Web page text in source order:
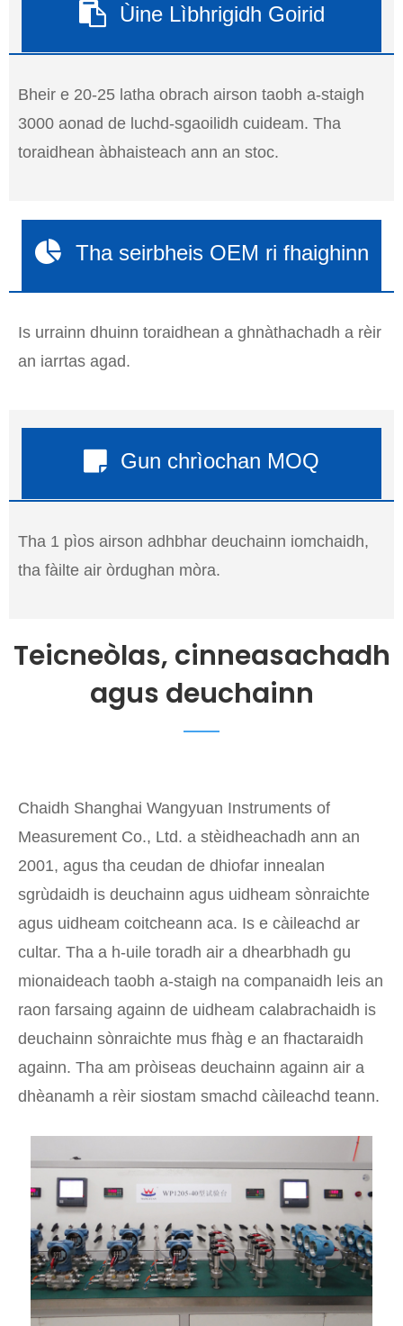
Ùine Lìbhrigidh Goirid
Bheir e 20-25 latha obrach airson taobh a-staigh
3000 aonad de luchd-sgaoilidh cuideam. Tha
toraidhean àbhaisteach ann an stoc.
Tha seirbheis OEM ri fhaighinn
Is urrainn dhuinn toraidhean a ghnàthachadh a rèir
an iarrtas agad.
Gun chrìochan MOQ
Tha 1 pìos airson adhbhar deuchainn iomchaidh,
tha fàilte air òrdughan mòra.
Teicneòlas, cinneasachadh
agus deuchainn
Chaidh Shanghai Wangyuan Instruments of
Measurement Co., Ltd. a stèidheachadh ann an
2001, agus tha ceudan de dhiofar innealan
sgrùdaidh is deuchainn agus uidheam sònraichte
agus uidheam coitcheann aca. Is e càileachd ar
cultar. Tha a h-uile toradh air a dhearbhadh gu
mionaideach taobh a-staigh na companaidh leis an
raon farsaing againn de uidheam calabrachaidh is
deuchainn sònraichte mus fhàg e an fhactaraidh
againn. Tha am pròiseas deuchainn againn air a
dhèanamh a rèir siostam smachd càileachd teann.